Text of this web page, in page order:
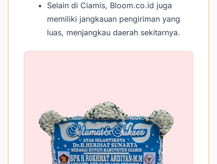
Selain di Ciamis, Bloom.co.id juga
memiliki jangkauan pengiriman yang
luas, menjangkau daerah sekitarnya.